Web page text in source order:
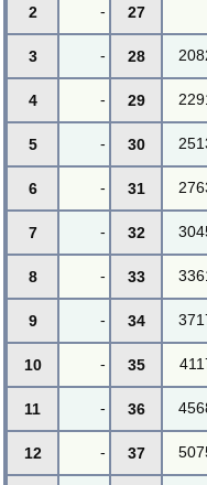
2 - 27
3 - 28
4 - 29
5 - 30
6 - 31
7 - 32
8 - 33
9 - 34
10 - 35
11 - 36
12 - 37